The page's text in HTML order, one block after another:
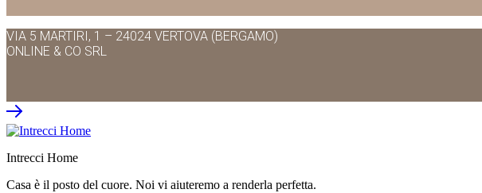
VIA 5 MARTIRI, 1 – 24024 VERTOVA (BERGAMO)
ONLINE & CO SRL
Intrecci Home
Casa è il posto del cuore. Noi vi aiuteremo a renderla perfetta.